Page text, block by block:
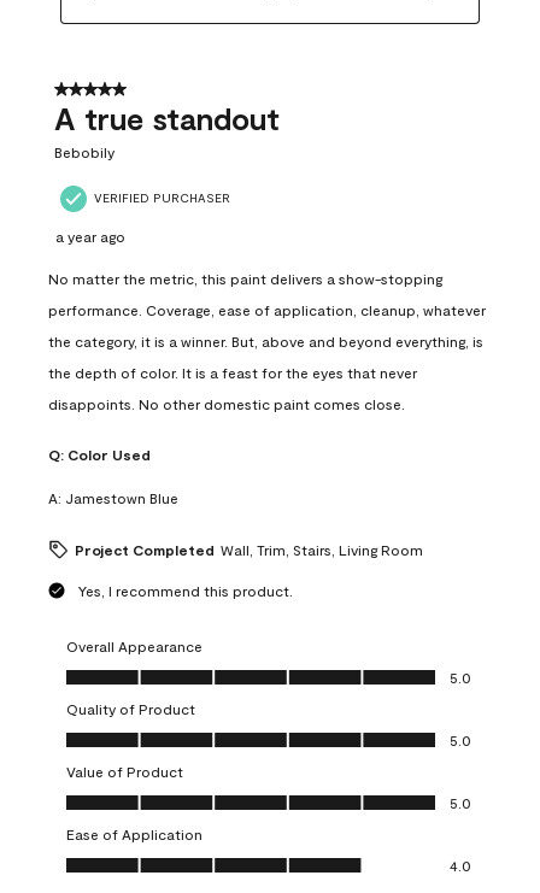
5 out of 5 stars.
A true standout
Bebobily
VERIFIED PURCHASER
a year ago
No matter the metric, this paint delivers a show-stopping
performance. Coverage, ease of application, cleanup, whatever
the category, it is a winner. But, above and beyond everything, is
the depth of color. It is a feast for the eyes that never
disappoints. No other domestic paint comes close.
Q: Color Used
A: Jamestown Blue
Project Completed Wall, Trim, Stairs, Living Room
Yes, I recommend this product.
Overall Appearance
Overall Appearance, 5.0 out of 5
5.0
Quality of Product
Quality of Product, 5.0 out of 5
5.0
Value of Product
Value of Product, 5.0 out of 5
5.0
Ease of Application
Ease of Application, 4.0 out of 5
4.0